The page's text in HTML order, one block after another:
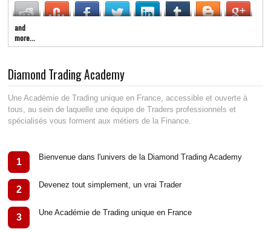
and
more...
Diamond Trading Academy
Une Académie de Trading unique en France, accessible et ouverte à
tous, au sein de laquelle une équipe de Traders professionnels et
spécialisés vous forment aux métiers de la Finance.
1 Bienvenue dans l'univers de la Diamond Trading Academy
2 Devenez tout simplement, un vrai Trader
3 Une Académie de Trading unique en France